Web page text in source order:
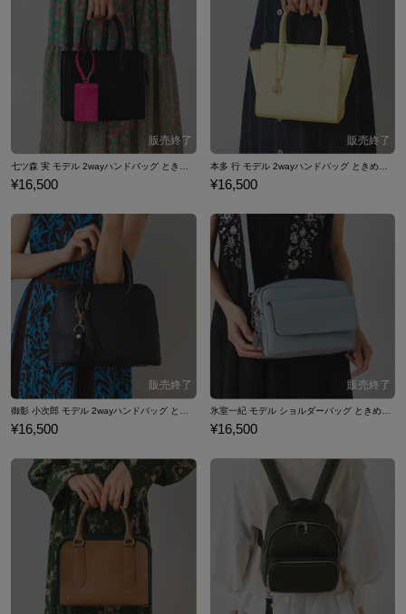
¥16,500
本多 行 モデル 2wayハンドバッグ ときめきメモリアル Girl's Side 4th Heart
¥16,500
御影 小次郎 モデル 2wayハンドバッグ ときめきメモリアル Girl's Side 4th Heart
¥16,500
氷室一紀 モデル ショルダーバッグ ときめきメモリアル Girl's Side 4th Heart
¥16,500